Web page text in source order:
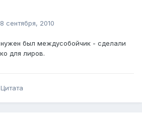
8 сентября, 2010
нужен был междусобойчик - сделали
для лиров.
Цитата